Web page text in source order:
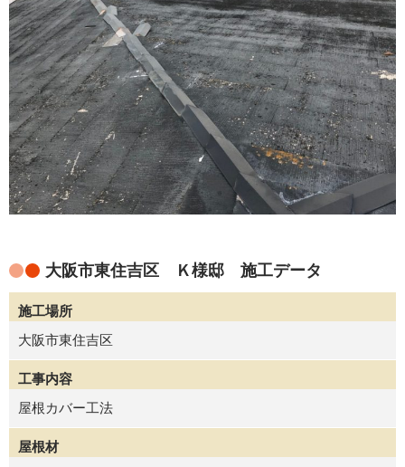
大阪市東住吉区 Ｋ様邸 施工データ
施工場所
大阪市東住吉区
工事内容
屋根カバー工法
屋根材